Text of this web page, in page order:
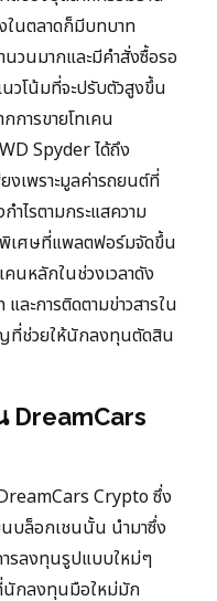
ในตลาดก็มีบทบาท
วนมากและมีคำสั่งซื้อรอ
วโน้มที่จะปรับตัวสูงขึ้น
การขายโทเคน
Spyder ได้ถึง
ยงเพราะมูลค่ารถยนต์ที่
ำไรตามกระแสความ
เศษที่แพลตฟอร์มจัดขึ้น
นหลักในช่วงเวลาดัง
ละการติดตามข่าวสารใน
ที่ช่วยให้นักลงทุนตัดสิน
DreamCars
Crypto ซึ่ง
นบล็อกเชนนั้น นำมาซึ่ง
ารลงทุนรูปแบบใหม่ๆ
นักลงทุนมือใหม่มัก